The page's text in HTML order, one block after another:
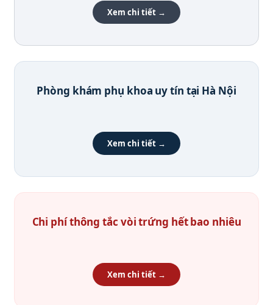
Xem chi tiết →
Phòng khám phụ khoa uy tín tại Hà Nội
Xem chi tiết →
Chi phí thông tắc vòi trứng hết bao nhiêu
Xem chi tiết →